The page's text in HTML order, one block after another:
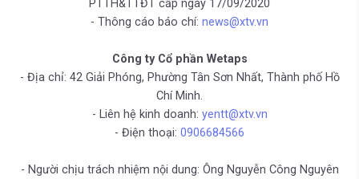
PTTH&TTĐT cấp ngày 17/09/2020
- Thông cáo báo chí: news@xtv.vn
Công ty Cổ phần Wetaps
- Địa chỉ: 42 Giải Phóng, Phường Tân Sơn Nhất, Thành phố Hồ
Chí Minh.
- Liên hệ kinh doanh: yentt@xtv.vn
- Điện thoại: 0906684566
- Người chịu trách nhiệm nội dung: Ông Nguyễn Công Nguyên